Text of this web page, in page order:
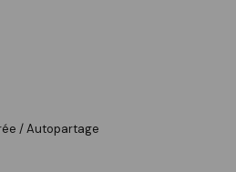
EN AUTOPARTAGE
Remise en état de
/ Autopartage